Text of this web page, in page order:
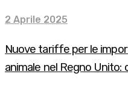
2 Aprile 2025
Nuove tariffe per le
animale nel Regno Unito: